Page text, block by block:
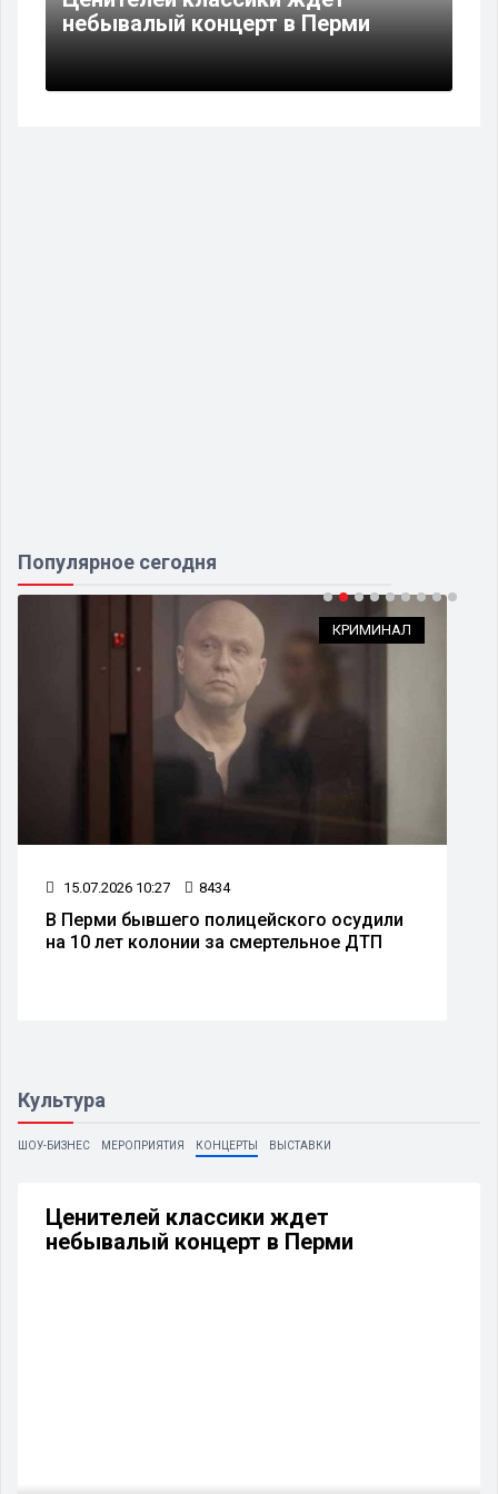
небывалый концерт в Перми
Популярное сегодня
КРИМИНАЛ
15.07.2026 10:27 8434
В Перми бывшего полицейского осудили
на 10 лет колонии за смертельное ДТП
Культура
ШОУ-БИЗНЕС МЕРОПРИЯТИЯ КОНЦЕРТЫ ВЫСТАВКИ
Ценителей классики ждет
небывалый концерт в Перми